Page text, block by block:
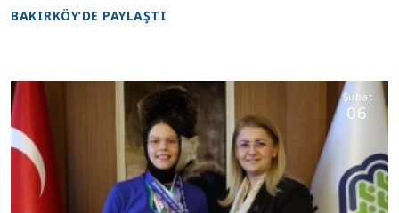
BAKIRKÖY’DE PAYLAŞTI
Şubat
06